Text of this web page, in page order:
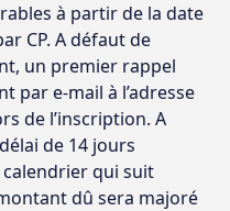
à partir de la date
CP. A défaut de
un premier rappel
par e-mail à l’adresse
de l’inscription. A
de 14 jours
qui suit
dû sera majoré